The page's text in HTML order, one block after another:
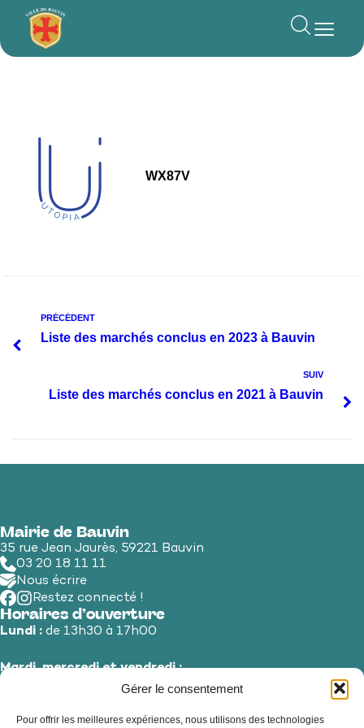
Gérer le consentement
Pour offrir les meilleures expériences, nous utilisons des technologies
principal
WX87V
PRÉCÉDENT
Liste des marchés conclus en 2023 à Bauvin
SUIV
Liste des marchés conclus en 2021 à Bauvin
Mairie de Bauvin
35 rue Jean Jaurès, 59221 Bauvin
03 20 18 11 11
Nous écrire
Restez connecté !
Horaires d’ouverture
Lundi : de 13h30 à 17h00
Mardi, mercredi et vendredi :
de 8h30 à 12h00 et de 13h30 à 17h00
Jeudi et samedi :de 8h30 à 12h00